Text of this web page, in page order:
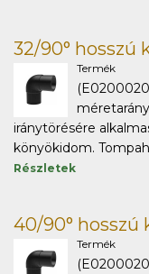
32/90° hosszú
Termék
iránytörésére
könyökidom.
Részletek
40/90° hosszú
Termék